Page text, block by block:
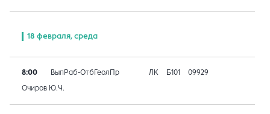
18 февраля, среда
8:00 ВыпРаб-ОтбГеолПр ЛК Б101 09929
Очиров Ю.Ч.